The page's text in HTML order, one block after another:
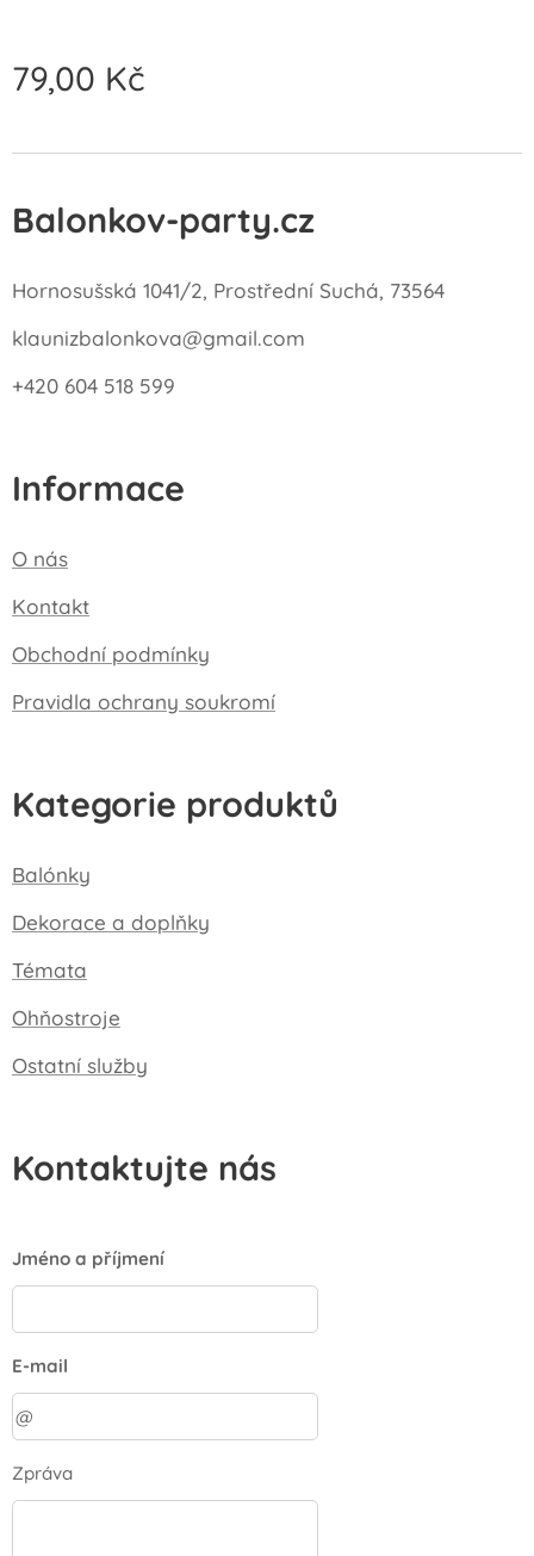
79,00 Kč
Balonkov-party.cz
Hornosušská 1041/2, Prostřední Suchá, 73564
klaunizbalonkova@gmail.com
+420 604 518 599
Informace
O nás
Kontakt
Obchodní podmínky
Pravidla ochrany soukromí
Kategorie produktů
Balónky
Dekorace a doplňky
Témata
Ohňostroje
Ostatní služby
Kontaktujte nás
Jméno a příjmení
E-mail
Zpráva